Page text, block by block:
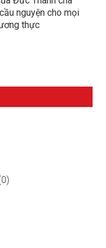
nguyện cho mọi
thực